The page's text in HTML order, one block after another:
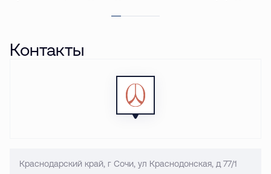
Контакты
Краснодарский край, г Сочи, ул Краснодонская, д 77/1